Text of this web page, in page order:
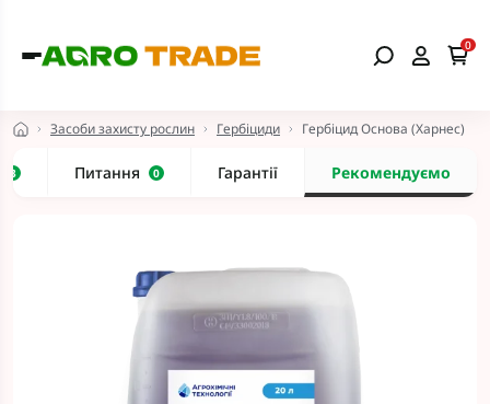
0
Засоби захисту рослин Гербіциди Гербіцид Основа (Харнес)
3 Питання 0 Гарантії Рекомендуємо